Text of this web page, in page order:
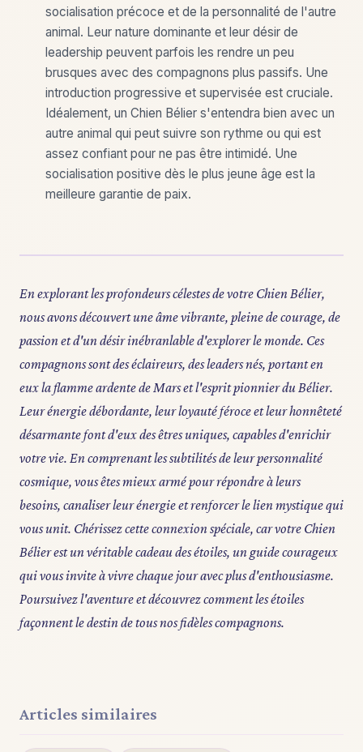
socialisation précoce et de la personnalité de l'autre
animal. Leur nature dominante et leur désir de
leadership peuvent parfois les rendre un peu
brusques avec des compagnons plus passifs. Une
introduction progressive et supervisée est cruciale.
Idéalement, un Chien Bélier s'entendra bien avec un
autre animal qui peut suivre son rythme ou qui est
assez confiant pour ne pas être intimidé. Une
socialisation positive dès le plus jeune âge est la
meilleure garantie de paix.
En explorant les profondeurs célestes de votre Chien Bélier,
nous avons découvert une âme vibrante, pleine de courage, de
passion et d'un désir inébranlable d'explorer le monde. Ces
compagnons sont des éclaireurs, des leaders nés, portant en
eux la flamme ardente de Mars et l'esprit pionnier du Bélier.
Leur énergie débordante, leur loyauté féroce et leur honnêteté
désarmante font d'eux des êtres uniques, capables d'enrichir
votre vie. En comprenant les subtilités de leur personnalité
cosmique, vous êtes mieux armé pour répondre à leurs
besoins, canaliser leur énergie et renforcer le lien mystique qui
vous unit. Chérissez cette connexion spéciale, car votre Chien
Bélier est un véritable cadeau des étoiles, un guide courageux
qui vous invite à vivre chaque jour avec plus d'enthousiasme.
Poursuivez l'aventure et découvrez comment les étoiles
façonnent le destin de tous nos fidèles compagnons.
Articles similaires